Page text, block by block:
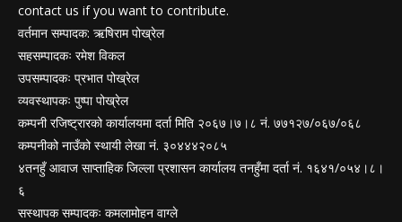
contact us if you want to contribute.
वर्तमान सम्पादक: ऋषिराम पोख्रेल
सहसम्पादकः रमेश विकल
उपसम्पादकः प्रभात पोख्रेल
व्यवस्थापकः पुष्पा पोख्रेल
कम्पनी रजिष्ट्रारको कार्यालयमा दर्ता मिति २०६७।७।८ नं. ७७१२७/०६७/०६८
कम्पनीको नाउँको स्थायी लेखा नं. ३०४४४२०८५
४तनहुँ आवाज साप्ताहिक जिल्ला प्रशासन कार्यालय तनहुँमा दर्ता नं. १६४१/०५४।८।
६
सस्थापक सम्पादकः कमलामोहन वाग्ले